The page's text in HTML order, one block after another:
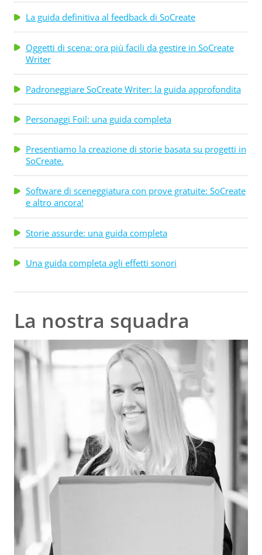
La guida definitiva al feedback di SoCreate
Oggetti di scena: ora più facili da gestire in SoCreate
Writer
Padroneggiare SoCreate Writer: la guida approfondita
Personaggi Foil: una guida completa
Presentiamo la creazione di storie basata su progetti in
SoCreate.
Software di sceneggiatura con prove gratuite: SoCreate
e altro ancora!
Storie assurde: una guida completa
Una guida completa agli effetti sonori
La nostra squadra